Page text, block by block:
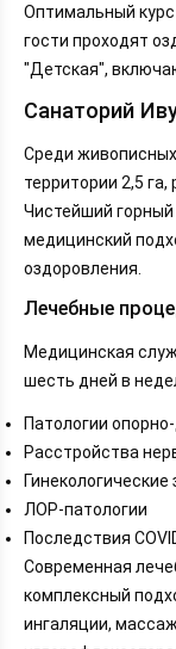
Оптимальный
гости проходят
"Детская",
Санаторий
Среди
территории 2,5
Чистейший
медицинский
оздоровления.
Лечебные
Медицинская
шесть дней в
Патологии
Расстройства
Гинекологические
ЛОР-патологии
Последствия
Современная
комплексный
ингаляции,